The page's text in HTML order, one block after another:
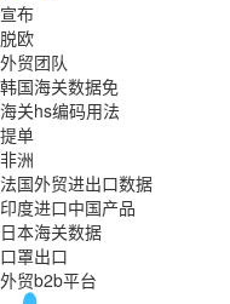
宣布
脱欧
外贸团队
韩国海关数据免
海关hs编码用法
提单
非洲
法国外贸进出口数据
印度进口中国产品
日本海关数据
口罩出口
外贸b2b平台